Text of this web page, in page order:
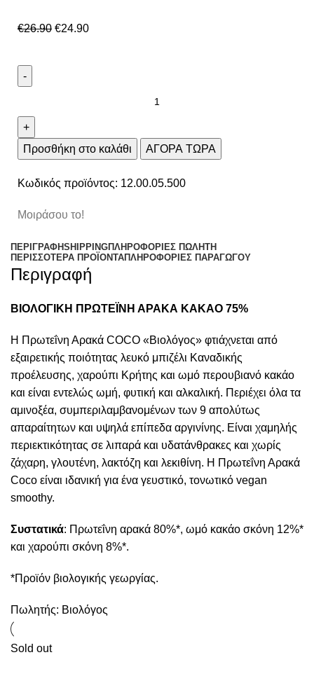
€26.90 €24.90
Προσθήκη στο καλάθι ΑΓΟΡΑ ΤΩΡΑ
Κωδικός προϊόντος: 12.00.05.500
Μοιράσου το!
ΠΕΡΙΓΡΑΦΉSHIPPINGΠΛΗΡΟΦΟΡΊΕΣ ΠΩΛΗΤΉ
ΠΕΡΙΣΣΌΤΕΡΑ ΠΡΟΪΌΝΤΑΠΛΗΡΟΦΟΡΙΕΣ ΠΑΡΑΓΩΓΟΥ
Περιγραφή
ΒΙΟΛΟΓΙΚΗ ΠΡΩΤΕΪΝΗ ΑΡΑΚΑ ΚΑΚΑΟ 75%
Η Πρωτεΐνη Αρακά COCO «Βιολόγος» φτιάχνεται από
εξαιρετικής ποιότητας λευκό μπιζέλι Καναδικής
προέλευσης, χαρούπι Κρήτης και ωμό περουβιανό κακάο
και είναι εντελώς ωμή, φυτική και αλκαλική. Περιέχει όλα τα
αμινοξέα, συμπεριλαμβανομένων των 9 απολύτως
απαραίτητων και υψηλά επίπεδα αργινίνης. Είναι χαμηλής
περιεκτικότητας σε λιπαρά και υδατάνθρακες και χωρίς
ζάχαρη, γλουτένη, λακτόζη και λεκιθίνη. Η Πρωτεΐνη Αρακά
Coco είναι ιδανική για ένα γευστικό, τονωτικό vegan
smoothy.
Συστατικά: Πρωτεΐνη αρακά 80%*, ωμό κακάο σκόνη 12%*
και χαρούπι σκόνη 8%*.
*Προϊόν βιολογικής γεωργίας.
Πωλητής: Βιολόγος
Sold out